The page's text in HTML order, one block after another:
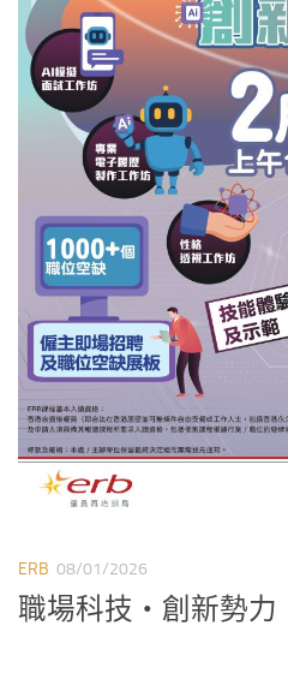
ERB 08/01/2026
職場科技‧創新勢力